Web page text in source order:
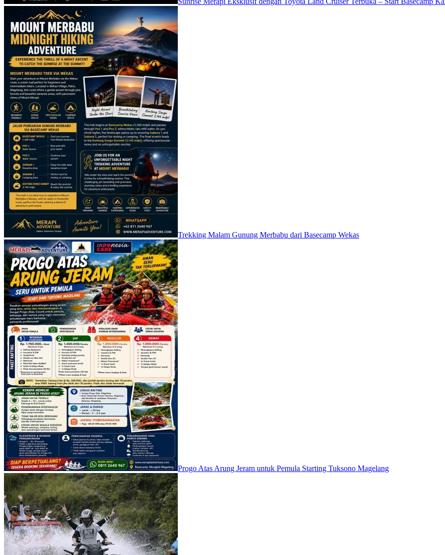
Trekking Malam Gunung Merbabu dari Basecamp Wekas
Progo Atas Arung Jeram untuk Pemula Starting Tuksono Magelang